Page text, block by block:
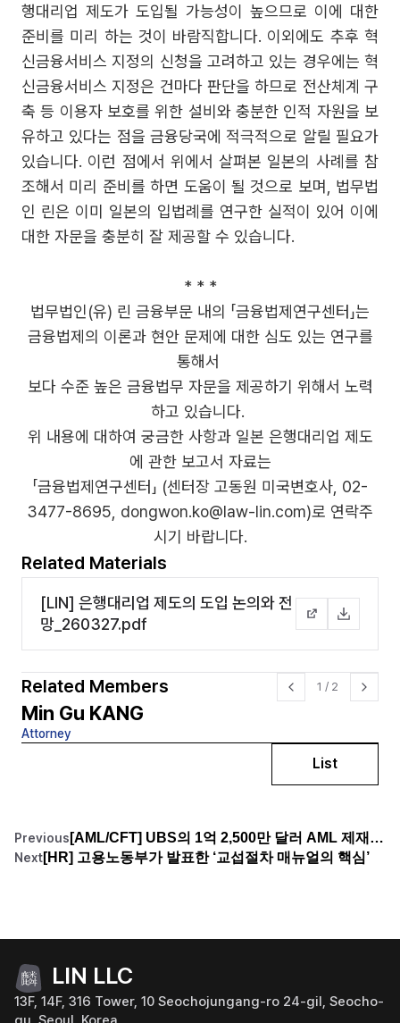
행대리업 제도가 도입될 가능성이 높으므로 이에 대한
준비를 미리 하는 것이 바람직합니다. 이외에도 추후 혁
신금융서비스 지정의 신청을 고려하고 있는 경우에는 혁
신금융서비스 지정은 건마다 판단을 하므로 전산체계 구
축 등 이용자 보호를 위한 설비와 충분한 인적 자원을 보
유하고 있다는 점을 금융당국에 적극적으로 알릴 필요가
있습니다. 이런 점에서 위에서 살펴본 일본의 사례를 참
조해서 미리 준비를 하면 도움이 될 것으로 보며, 법무법
인 린은 이미 일본의 입법례를 연구한 실적이 있어 이에
대한 자문을 충분히 잘 제공할 수 있습니다.
* * *
법무법인(유) 린 금융부문 내의 「금융법제연구센터」는
금융법제의 이론과 현안 문제에 대한 심도 있는 연구를
통해서
보다 수준 높은 금융법무 자문을 제공하기 위해서 노력
하고 있습니다.
위 내용에 대하여 궁금한 사항과 일본 은행대리업 제도
에 관한 보고서 자료는
「금융법제연구센터」 (센터장 고동원 미국변호사, 02-
3477-8695, dongwon.ko@law-lin.com)로 연락주
시기 바랍니다.
Related Materials
[LIN] 은행대리업 제도의 도입 논의와 전
망_260327.pdf
Related Members 1 / 2
Min Gu KANG
Attorney
List
Previous [AML/CFT] UBS의 1억 2,500만 달러 AML 제재, 반복된 결함이 키운 책임
Next[HR] 고용노동부가 발표한 ‘교섭절차 매뉴얼의 핵심’
LIN LLC
13F, 14F, 316 Tower, 10 Seochojungang-ro 24-gil, Seocho-